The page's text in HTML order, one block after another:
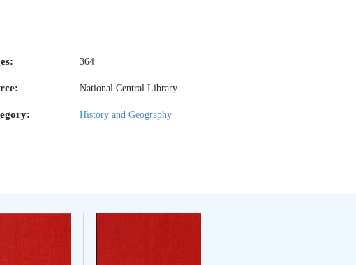
364
National Central Library
History and Geography